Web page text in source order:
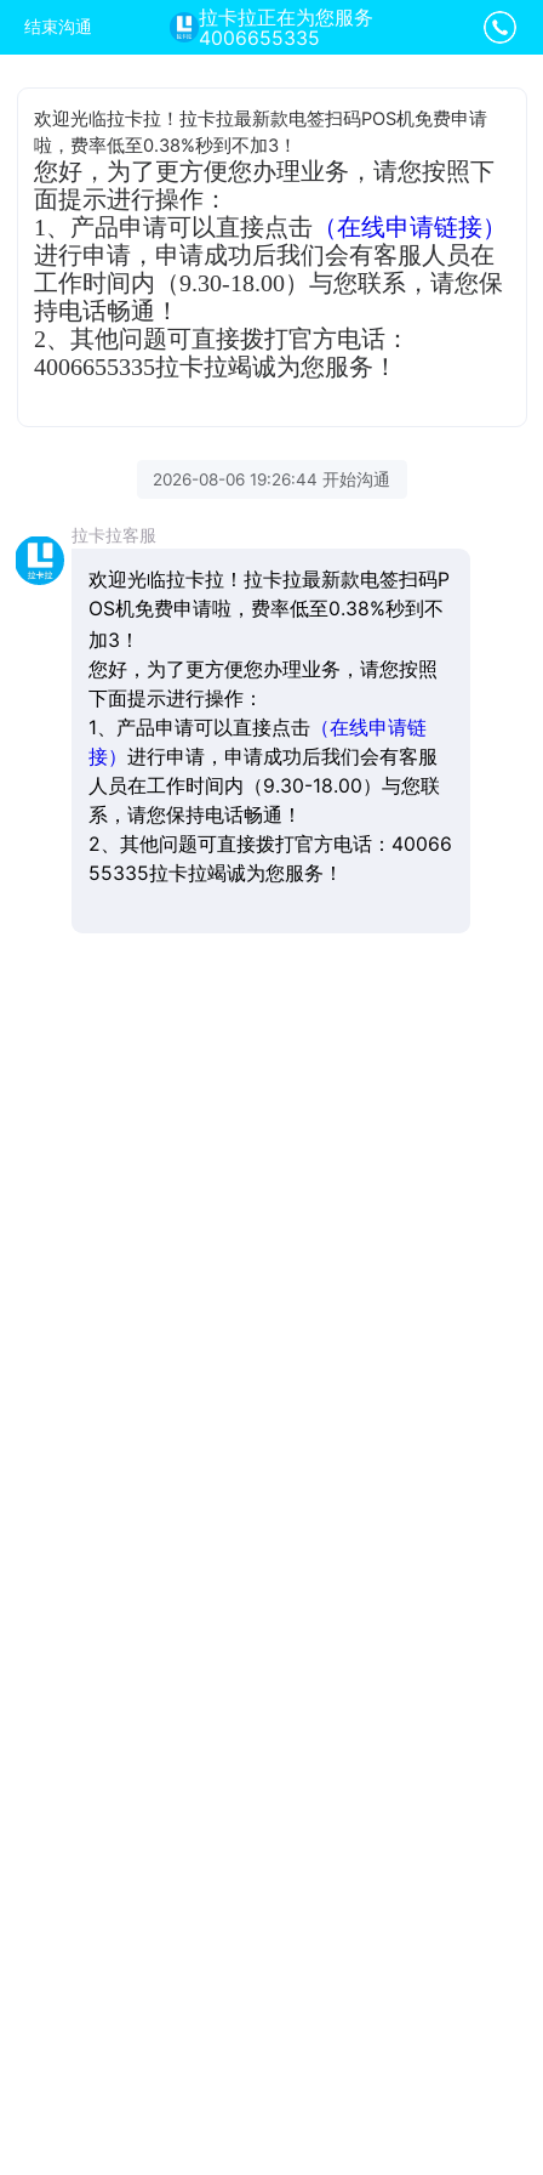
结束沟通
拉卡拉正在为您服务
4006655335
欢迎光临拉卡拉！拉卡拉最新款电签扫码POS机免费申请
啦，费率低至0.38%秒到不加3！
您好，为了更方便您办理业务，请您按照下
面提示进行操作：
1、产品申请可以直接点击 （在线申请链接）
进行申请，申请成功后我们会有客服人员在
工作时间内（9.30-18.00）与您联系，请您保
持电话畅通！
2、其他问题可直接拨打官方电话：
4006655335拉卡拉竭诚为您服务！
2026-08-06 19:26:44 开始沟通
拉卡拉客服
欢迎光临拉卡拉！拉卡拉最新款电签扫码P
OS机免费申请啦，费率低至0.38%秒到不
加3！
您好，为了更方便您办理业务，请您按照
下面提示进行操作：
1、产品申请可以直接点击（在线申请链
接） 进行申请，申请成功后我们会有客服
人员在工作时间内（9.30-18.00）与您联
系，请您保持电话畅通！
2、其他问题可直接拨打官方电话：40066
55335拉卡拉竭诚为您服务！